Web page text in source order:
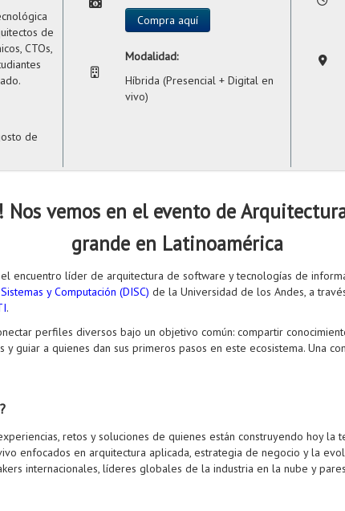
de
CTOs,
de
Compra aquí
Modalidad:
Híbrida (Presencial + Digital en
vivo)
Nos vemos en el evento de
grande en Latinoamérica
encuentro líder de arquitectura de software y tecnologías de
y Computación (DISC) de la Universidad de los Andes, a
.
perfiles diversos bajo un objetivo común: compartir
guiar a quienes dan sus primeros pasos en este ecosistema. Una
retos y soluciones de quienes están construyendo hoy la
enfocados en arquitectura aplicada, estrategia de negocio y la
internacionales, líderes globales de la industria en la nube y